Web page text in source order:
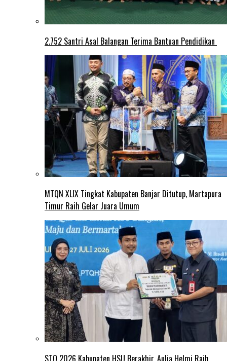
2.752 Santri Asal Balangan Terima Bantuan Pendidikan
MTQN XLIX Tingkat Kabupaten Banjar Ditutup, Martapura
Timur Raih Gelar Juara Umum
STQ 2026 Kabupaten HSU Berakhir, Aulia Helmi Raih